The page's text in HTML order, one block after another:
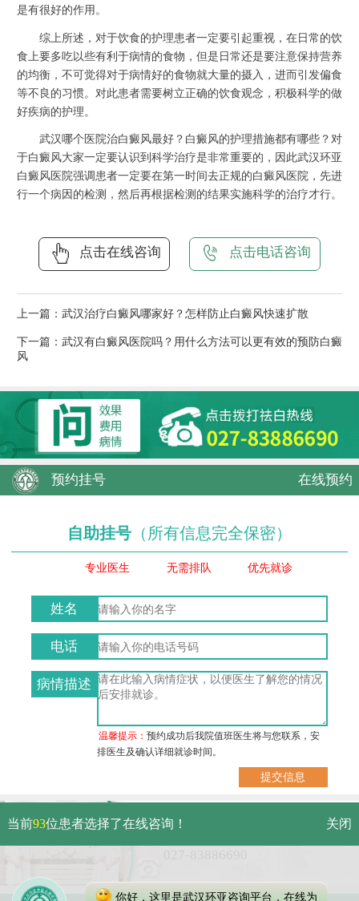
是有很好的作用。
综上所述，对于饮食的护理患者一定要引起重视，在日常的饮
食上要多吃以些有利于病情的食物，但是日常还是要注意保持营养
的均衡，不可觉得对于病情好的食物就大量的摄入，进而引发偏食
等不良的习惯。对此患者需要树立正确的饮食观念，积极科学的做
好疾病的护理。
武汉哪个医院治白癜风最好？白癜风的护理措施都有哪些？对
于白癜风大家一定要认识到科学治疗是非常重要的，因此武汉环亚
白癜风医院强调患者一定要在第一时间去正规的白癜风医院，先进
行一个病因的检测，然后再根据检测的结果实施科学的治疗才行。
点击在线咨询 点击电话咨询
上一篇： 武汉治疗白癜风哪家好？怎样防止白癜风快速扩散
下一篇： 武汉有白癜风医院吗？用什么方法可以更有效的预防白癜
风
预约挂号 在线预约
自助挂号 （所有信息完全保密）
专业医生 无需排队 优先就诊
姓名
电话
病情描述
温馨提示：预约成功后我院值班医生将与您联系，安
排医生及确认详细就诊时间。
武汉市硚口区解放大道479号
免费电话：
当前93位患者选择了在线咨询！ 关闭
你好，这里是武汉环亚咨询平台，在线为